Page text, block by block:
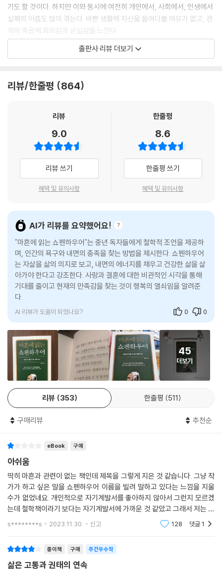
-사랑의 형이상학
19 사랑은 이상향이자 현실이다 |연애|
-사랑에 빠지면 콩깍지가 씌이는 이유
-서로의 차이만 기억한다면 사랑은 행복한 착각이다
-사랑과 결혼 그 후를 내다보라
-나와 반대인 사람에게 끌리는 실존적 이유
-사랑을 현실적으로 인정하라
22 당신의 거리를 유지하라 |관계|
-상처를 주지도 받지도 마라
23 혼자 있는 법을 익혀라 |고독|
-홀로 있는 능력이 생겼을 때 가치 있게 살 수 있다
-온전히 혼자 있어 보라
24 타인의 고통에 연민을 느껴라 |공감|
-인간의 양가감정
-사랑하지 않아도 미워하지 말 것
5장 어디에서 행복을 찾아야 하는가 / 쇼펜하우어의 인생
25 행복한 순간은 너무나 짧다 |만족|
-행복은 항상 과거형이다
-자신에게 알맞은 행복이 있다
26 현재는 두 번 다시 오지 않는다 |현재|
-현재를 살아라
-하루하루는 하나하나의 인생이다
-원하는 바를 알면 원하는 대로 살 수 있다
-자기 자신으로 행복하라
28 얼마나 소유했는지는 중요하지 않다 |돈|
-행복한 부자, 불행한 부자
-돈의 크기보다 돈의 관리가 더 중요하다
-나도 남을 평가할 수 없고 남도 나를 평가할 수 없다
-호감 가는 사람이 되기를 포기하라
“누구나 내일이 오지 않길 한 번 이상은 원했다.”
인간이라면 누구나 쇼펜하우어처럼 신세를 한탄해 봤을 것이다. 그런데 반
대로 그런 투정 때문에 삶은 가장 좋은 것이 된다. 철학자 라이프니츠는 그
래서 이 세계를 “가능한 세계 중 최상의 세계”라고 말한 바 있다. 우리가 살
고 싶지 않다는 말은 그만큼 살고 싶다는 뜻이다.
자 있는 시간을 가지면서 개인적인 취향에 따라 예술, 시와 문학, 철학 등을
가까이 하게 된다. 마흔부터 어느 누구한테도 방해받지 않는 잔잔함을 스
스로 찾도록 해야 할 것이다. 쇼펜하우어는 말했다.
“다른 사람들을 ‘우리’가 아니라 ‘그들’로 생각하는 것이 익숙해질 것이다.”
--- 「인생의 무게 중심을 밖에서 안으로 옮겨라_향유」 중에서
“조건을 고려해서 이성적으로 선택한 결혼에는 본능에 이끌린 사랑 같은
탄식을 안겨 줄 반려자를 얻을 것이다.”
--- 「인간은 더 완벽해지기 위해 사랑을 한다_조건」 중에서
추운 날씨에 고슴도치들은 얼어 죽지 않으려고 달라붙어 하나가 되지만,
그들의 가시가 서로를 찌르는 것을 느껴 떨어진다. 그러나 추위를 견디지
못해 한 덩어리가 됐다가 떨어지기를 반복하다 결국 상대방의 가시를 견딜
수 있는 적당한 거리를 찾는다. 서로를 따뜻하게 하고 싶어 하지만 서로의
바늘 때문에 접근할 수 없었고 서로 일정한 거리를 두고 체온을 나눴다는
지혜다.
“많은 수의 모임과 헤어짐을 반복한 고슴도치들은 다른 고슴도치와 최소
한의 간격을 두는 것이 최고의 수단이라는 것을 발견했다.”
인간관계의 어려움은 세상을 살아가는 데 꽤나 힘든 과제이기도 하다. 직
장에서 상사와 동료, 가정에서 부모와 자녀, 학교에서 선생과 학생들이 잘
지내는 일은 어렵다. 고슴도치의 딜레마를 통해 타인에게 상처를 주지 않
고 공존하는 지혜를 배워야 한다.
--- 「당신의 거리를 유지하라_관계」 중에서
“미래가 행복을 가져다준다는 생각으로 급히 쫓아가는 반면에 현재는 거
고 현실적이고 확실한 것을 결코 잊어서는 안 된다.”
요가 있다. 두 번 다시 오지 않을 현재 그 자체를 기분 좋게 받아들여 즐길
필요가 있다는 것이다. 우리는 오늘이 내일 다시 찾아올 것이라고 확신하
는데, 그것은 착각이다. 인생 전체를 구성하는 하루하루는 똑같은 것이 아
니라 어제와 다른 늘 새로운 것이다. 현재의 가치를 늘 긍정적으로 평가할
수 있어야 된다. 과거와 미래에 빠져 있는 사람은 아무런 걱정 없이 살아가
는 매 순간의 가치를 모르고 지나가는 일이 많다.
남을 따라서 ‘같음’을 추구하는 것은 낮은 단계의 욕망이다. ‘다름’을 추구
기도 할 것이다. 하지만 이와 동시에 여전히 개인에서, 사회에서, 인생에서
실패의 아픔도 많이 겪는다. 바쁜 생활에 자신을 들여다볼 여유가 없고, 관
계와 죽음에 회의감과 상실감을 느낀다.
이렇듯 마흔은 인생의 분기점에서 마음이 복잡하다. 인생이 아직 한참 남
고 뻔하게 느껴진다. 익숙함과 타성으로 굳어진 자신의 단단한 세계 안에
스리고 싶은 사람에게, 자신에게 집중하고자 하는 사람에게 쇼펜하우어의
냉철한 조언이 필요하다. 쇼펜하우어는 인간 본성의 욕망이 영원히 충족될
수 없기 때문에 인생사가 고통의 연속이지만, 그 욕망에서 잘 살고자 하는
힘이 생긴다고 봤다. 그리고 욕망을 잘 다스릴 때 행복을 찾을 수 있다는 메
시지와 방법을 남겼다. ‘왜 태어나서 괴로움을 겪느냐’는 탄식을 넘어서 그
력이다. 이는 삶에 대해 고민하고 마음의 위기를 겪는 마흔에게 현명한 해
결책을 준다.
쇼펜하우어를 빼고
인생을 논할 수 없다
쇼펜하우어는 철학자, 과학자, 심리학자, 문학가, 법조인, 음악가, 정치인
등 각 분야에 이론적 토대와 영향을 준 세계 거장들의 철학자다. 프리드리
히 니체, 쇠렌 키르케고르, 찰스 다윈, 아인슈타인, 카를 융, 바그너, 헤르만
이 그에게 영감을 받았다. 특히 니체는 쇼펜하우어의 책 한 권으로 철학자
의 길을 걸었으며 바그너는 쇼펜하우어를 평생 찬미했다.
이런 쇼펜하우어도 처음부터 인정받은 것은 아니다. 그는 30대에 베를린
대학교에서 강의할 기회를 얻었는데, 일부러 당대 최고의 철학자 헤겔과
같은 시간에 강의를 개설했다가 수강생을 한 명도 받지 못했다. 또한 논문
에서 헤겔, 피히테 등을 비난해 수상하지 못하고 이를 계기로 철학계에서
은둔 생활을 했다. 그럼에도 쇼펜하우어는 자신의 천재성이 후대에는 인정
이 높아져 세계적으로 유명해졌다. 그 또한 40대가 위기를 넘은 때이자 인
니체처럼 쇼펜하우어의 책을 계기로 철학의 길을 걸어온 저자 강용수는 현
재 고려대학교 철학연구소 연구원으로 동 대학에서 강의를 하고 있다. 허
무주의를 넘어 자기 긍정과 행복을 위한 방법을 전하는 그는 《마흔에 읽는
쇼펜하우어》에서 쇼펜하우어 철학과 쇼펜하우어가 남긴 기록들에서 마음
의 위기를 다스리는 데 도움이 될 30가지 내용을 담았다. 쇼펜하우어의 4
0대 이야기와 쇼펜하우어가 깨닫고 실천한 바를 남긴 주옥같은 말들을 만
출판사 리뷰 더보기
리뷰/한줄평 864
리뷰
9.0
리뷰 쓰기
혜택 및 유의사항
한줄평
8.6
한줄평 쓰기
혜택 및 유의사항
AI가 리뷰를 요약했어요!
"마흔에 읽는 쇼펜하우어"는 중년 독자들에게 철학적 조언을 제공하
며, 인간의 욕구와 내면의 충족을 찾는 방법을 제시한다. 쇼펜하우어
는 자살을 삶의 의지로 보고, 내면의 에너지를 채우고 건강한 삶을 살
아가야 한다고 강조한다. 사랑과 결혼에 대한 비관적인 시각을 통해
기대를 줄이고 현재의 만족감을 찾는 것이 행복의 열쇠임을 알려준
다.
AI 리뷰가 도움이 되었나요? 0 0
45
더보기
리뷰 353 한줄평 511
구매리뷰 추천순
eBook 구매
아쉬움
딱히 마흔과 관련이 없는 책인데 제목을 그렇게 지은 것 같습니다. 그냥 작
가가 하고 싶은 말을 쇼펜하우어 이름을 빌려 말하고 있다는 느낌을 지울
수가 없었네요. 개인적으로 자기계발서를 좋아하지 않아서 그런지 모르겠
는데 철학책이라기 보다는 자기계발서에 가까운 것 같았고 그래서 저는 많
이 실망했습니다. 마흔 살의 어려움을 극복해보고자 샀는데 기대가 컸던
s********s 2023.11.30. 신고 128 댓글1
종이책 구매 주간우수작
삶은 고통과 권태의 연속